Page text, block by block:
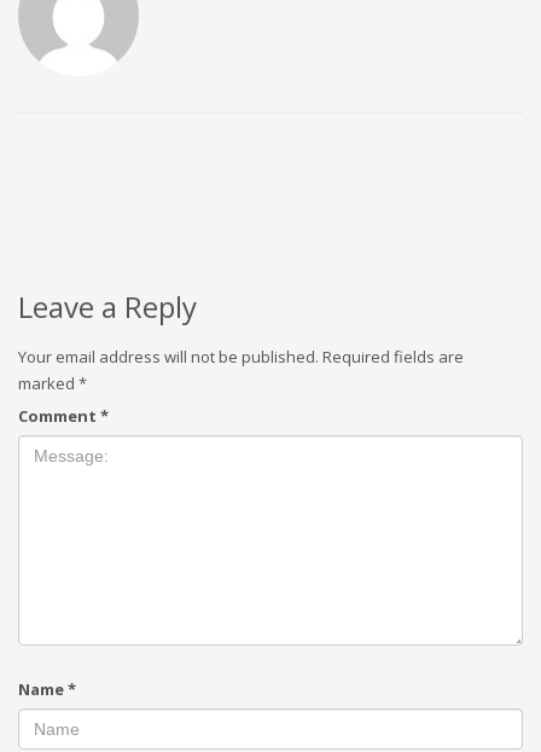
Leave a Reply
Your email address will not be published. Required fields are
marked *
Comment *
Name*